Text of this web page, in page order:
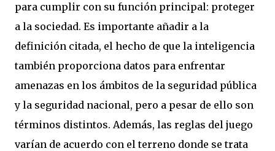
para cumplir con su función principal: proteger
a la sociedad. Es importante añadir a la
definición citada, el hecho de que la inteligencia
también proporciona datos para enfrentar
amenazas en los ámbitos de la seguridad pública
y la seguridad nacional, pero a pesar de ello son
términos distintos. Además, las reglas del juego
varían de acuerdo con el terreno donde se trata